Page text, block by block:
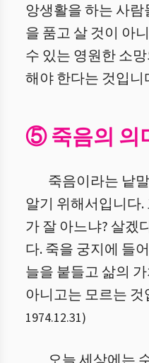
앙생활을 하는 사
을 품고 살 것이 아
수 있는 영원한 소
해야 한다는 것입니
⑤ 죽음의 의
죽음이라는 낱
알기 위해서입니다
가 잘 아느냐? 살겠
다. 죽을 궁지에 들
늘을 붙들고 삶의
아니고는 모르는 것
1974.12.31)